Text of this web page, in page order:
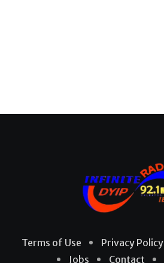
Terms of Use Privacy Policy
Jobs
Contact